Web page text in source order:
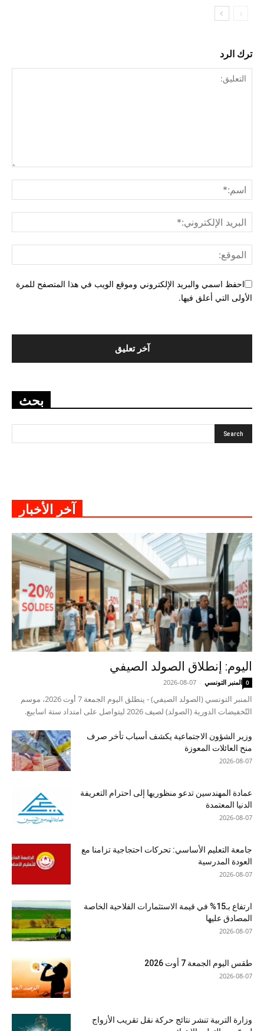
ترك الرد
احفظ اسمي والبريد الإلكتروني وموقع الويب في هذا المتصفح للمرة
الأولى التي أعلق فيها.
بحث
آخر الأخبار
اليوم: إنطلاق الصولد الصيفي
المنبر التونسي -
2026-08-07 0
المنبر التونسي (الصولد الصيفي) - ينطلق اليوم الجمعة 7 أوت 2026، موسم
التّخفيضات الدورية (الصولد) لصيف 2026 ليتواصل على امتداد ستة اسابيع.
وزير الشؤون الاجتماعية يكشف أسباب تأخر صرف
منح العائلات المعوزة
2026-08-07
عمادة المهندسين تدعو منظوريها إلى احترام التعريفة
الدنيا المعتمدة
2026-08-07
جامعة التعليم الأساسي: تحركات احتجاجية تزامنا مع
العودة المدرسية
2026-08-07
ارتفاع بـ15% في قيمة الاستثمارات الفلاحية الخاصة
المصادق عليها
2026-08-07
طقس اليوم الجمعة 7 أوت 2026
2026-08-07
وزارة التربية تنشر نتائج حركة نقل تقريب الأزواج